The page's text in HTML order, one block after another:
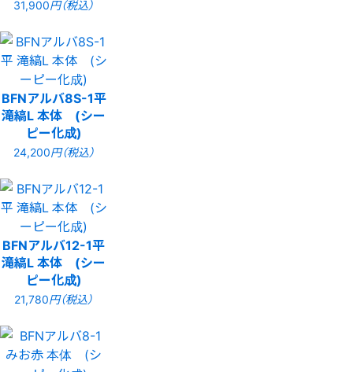
31,900円（税込）
BFNアルバ8S-1平
滝縞L 本体 (シー
ピー化成)
24,200円（税込）
BFNアルバ12-1平
滝縞L 本体 (シー
ピー化成)
21,780円（税込）